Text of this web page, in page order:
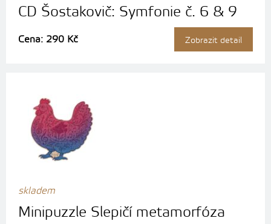
CD Šostakovič: Symfonie č. 6 & 9
Cena: 290 Kč Zobrazit detail
skladem
Minipuzzle Slepičí metamorfóza